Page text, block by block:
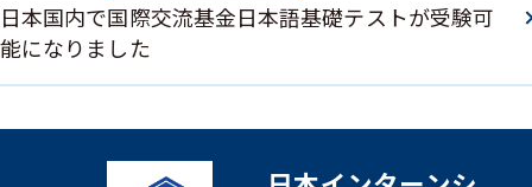
日本国内で国際交流基金日本語基礎テストが受験可
能になりました